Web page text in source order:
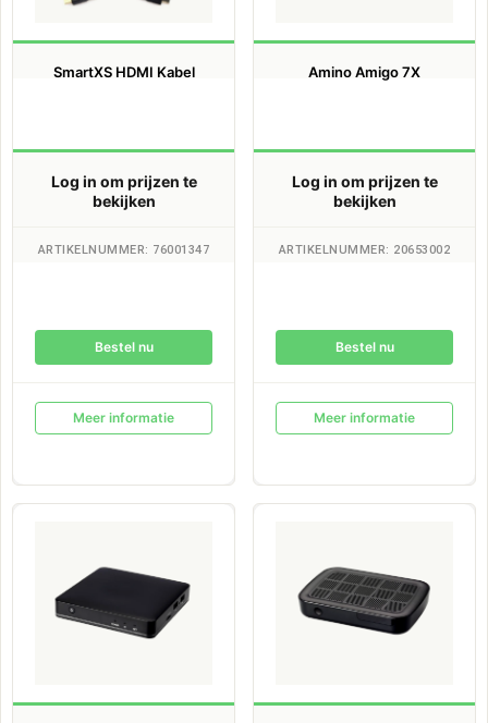
SmartXS HDMI Kabel
Log in om prijzen te
bekijken
ARTIKELNUMMER: 76001347
Bestel nu
Meer informatie
Amino Amigo 7X
Log in om prijzen te
bekijken
ARTIKELNUMMER: 20653002
Bestel nu
Meer informatie